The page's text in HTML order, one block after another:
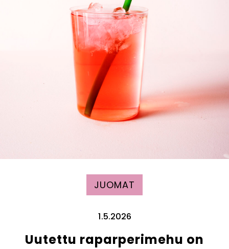
JUOMAT
1.5.2026
Uutettu raparperimehu on